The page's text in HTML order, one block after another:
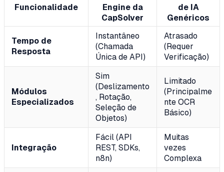
Funcionalidade
Engine da
CapSolver
de IA
Genéricos
Tempo de
Resposta
Instantâneo
(Chamada
Única de API)
Atrasado
(Requer
Verificação)
Módulos
Especializados
Sim
(Deslizamento
, Rotação,
Seleção de
Objetos)
Limitado
(Principalme
nte OCR
Básico)
Integração
Fácil (API
REST, SDKs,
n8n)
Muitas
vezes
Complexa